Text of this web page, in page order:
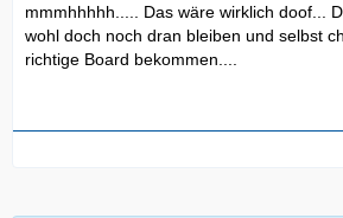
mmmhhhhh..... Das wäre wirklich doof...
wohl doch noch dran bleiben und selbst
richtige Board bekommen....